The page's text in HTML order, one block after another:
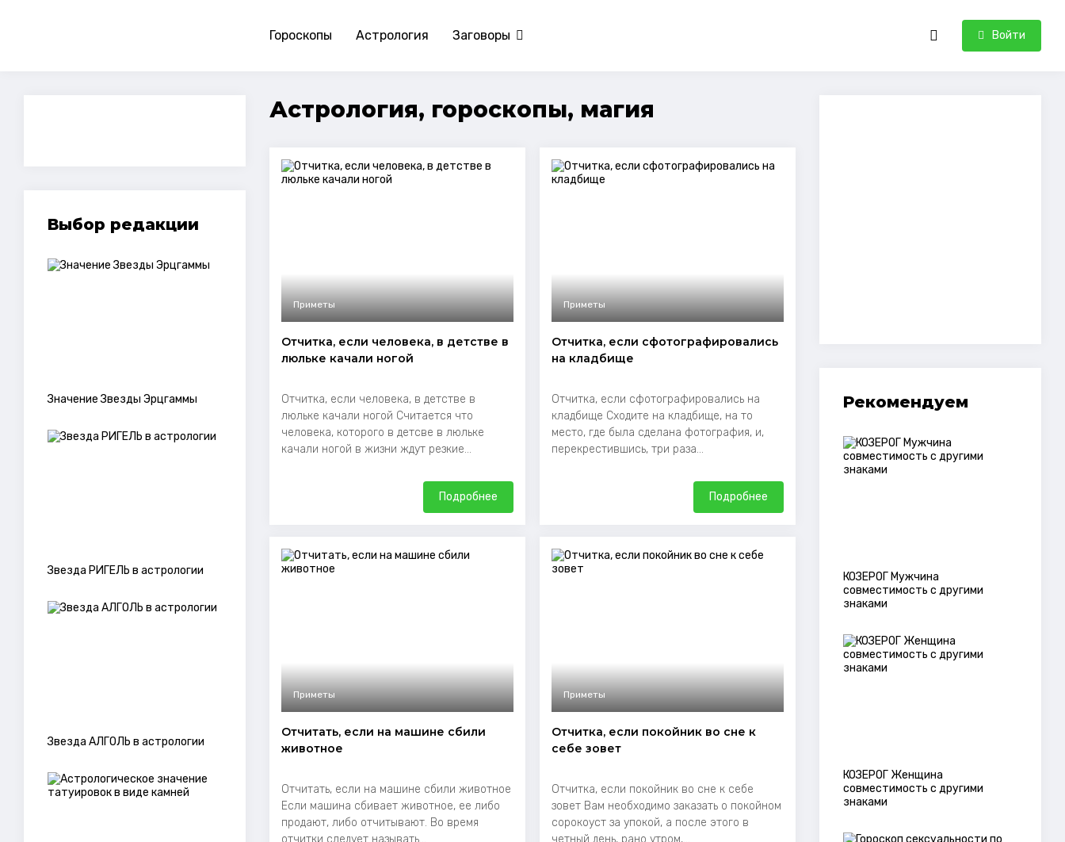
Гороскопы Астрология Заговоры Войти
Астрология, гороскопы, магия
Приметы
Отчитка, если человека, в детстве в
люльке качали ногой
Отчитка, если человека, в детстве в
люльке качали ногой Считается что
человека, которого в детсве в люльке
качали ногой в жизни ждут резкие...
Подробнее
Приметы
Отчитка, если сфотографировались
на кладбище
Отчитка, если сфотографировались на
кладбище Сходите на кладбище, на то
место, где была сделана фотография, и,
перекрестившись, три раза...
Подробнее
Приметы
Отчитать, если на машине сбили
животное
Отчитать, если на машине сбили животное
Если машина сбивает животное, ее либо
продают, либо отчитывают. Во время
отчитки следует называть...
Приметы
Отчитка, если покойник во сне к
себе зовет
Отчитка, если покойник во сне к себе
зовет Вам необходимо заказать о покойном
сорокоуст за упокой, а после этого в
четный день, рано утром,...
Выбор редакции
Значение Звезды Эрцгаммы
Звезда РИГЕЛЬ в астрологии
Звезда АЛГОЛЬ в астрологии
Рекомендуем
КОЗЕРОГ Мужчина
совместимость с другими
знаками
КОЗЕРОГ Женщина
совместимость с другими
знаками